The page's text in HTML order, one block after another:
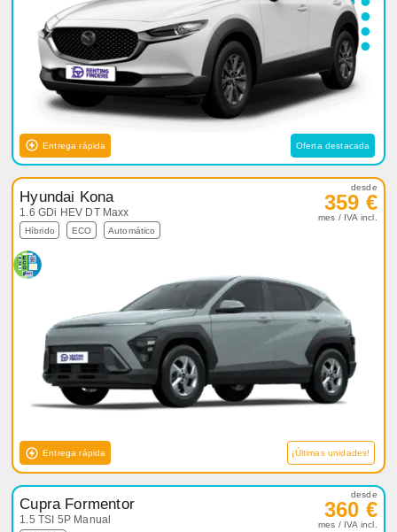
Entrega rápida Oferta destacada
Hyundai Kona
1.6 GDi HEV DT Maxx
Híbrido ECO Automático
desde
359 €
mes / IVA incl.
Entrega rápida ¡Últimas unidades!
Cupra Formentor
1.5 TSI 5P Manual
desde
360 €
mes / IVA incl.